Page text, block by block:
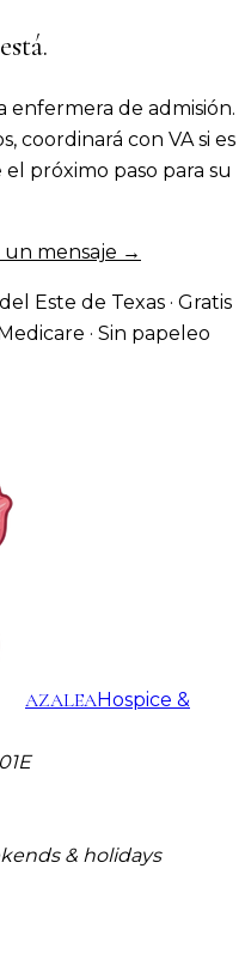
enfermera de admisión.
coordinará con VA si es
el próximo paso para su
un mensaje →
Este de Texas · Gratis
· Sin papeleo
AZALEAHospice &
& holidays